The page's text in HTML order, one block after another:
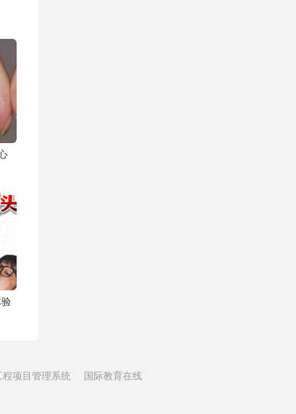
程项目管理系统
国际教育在线